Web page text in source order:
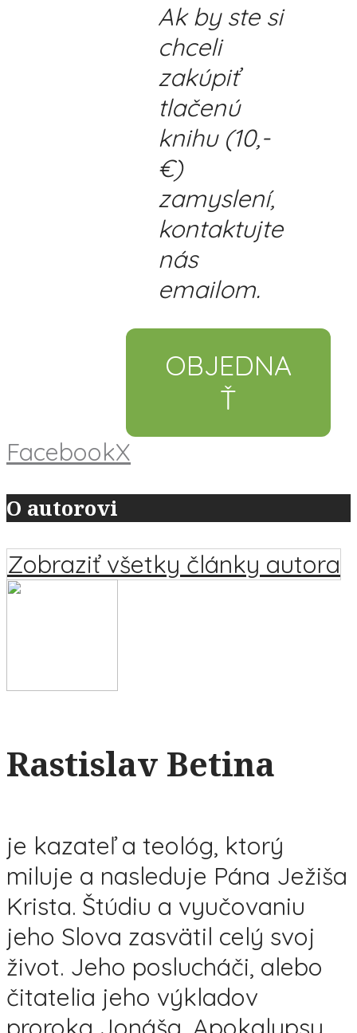
Ak by ste si
chceli
zakúpiť
tlačenú
knihu (10,-
€)
zamyslení,
kontaktujte
nás
emailom.
OBJEDNA
Ť
FacebookX
O autorovi
Zobraziť všetky články autora
Rastislav Betina
je kazateľ a teológ, ktorý
miluje a nasleduje Pána Ježiša
Krista. Štúdiu a vyučovaniu
jeho Slova zasvätil celý svoj
život. Jeho poslucháči, alebo
čitatelia jeho výkladov